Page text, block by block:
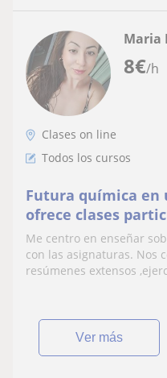
8€/h
Maria
Clases on line
Todos los cursos
Futura química en
ofrece clases
ciencias ( Química,
matemáticas). Me
tus necesidades y
Me centro en enseñar
con las asignaturas. Nos
resúmenes extensos
ver más